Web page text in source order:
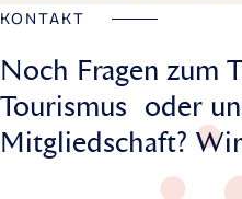
KONTAKT
Noch Fragen zum
Tourismus oder
Mitgliedschaft?